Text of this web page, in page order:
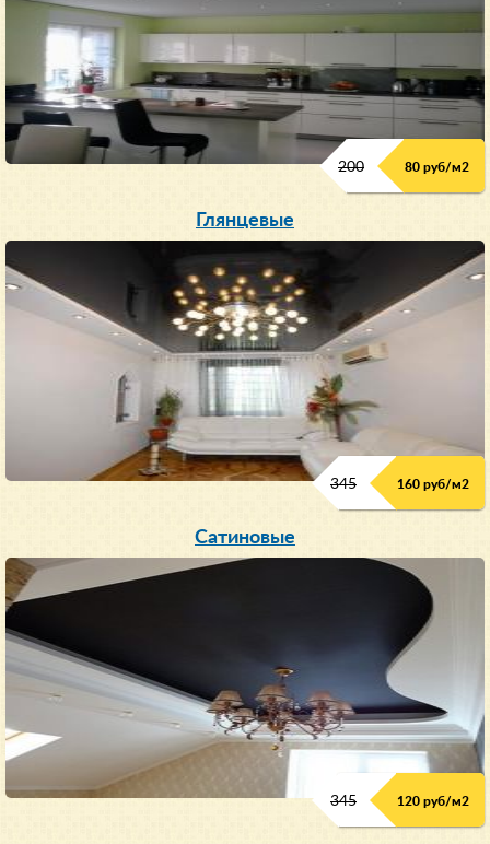
200 80 руб/м2
Глянцевые
345 160 руб/м2
Сатиновые
345 120 руб/м2